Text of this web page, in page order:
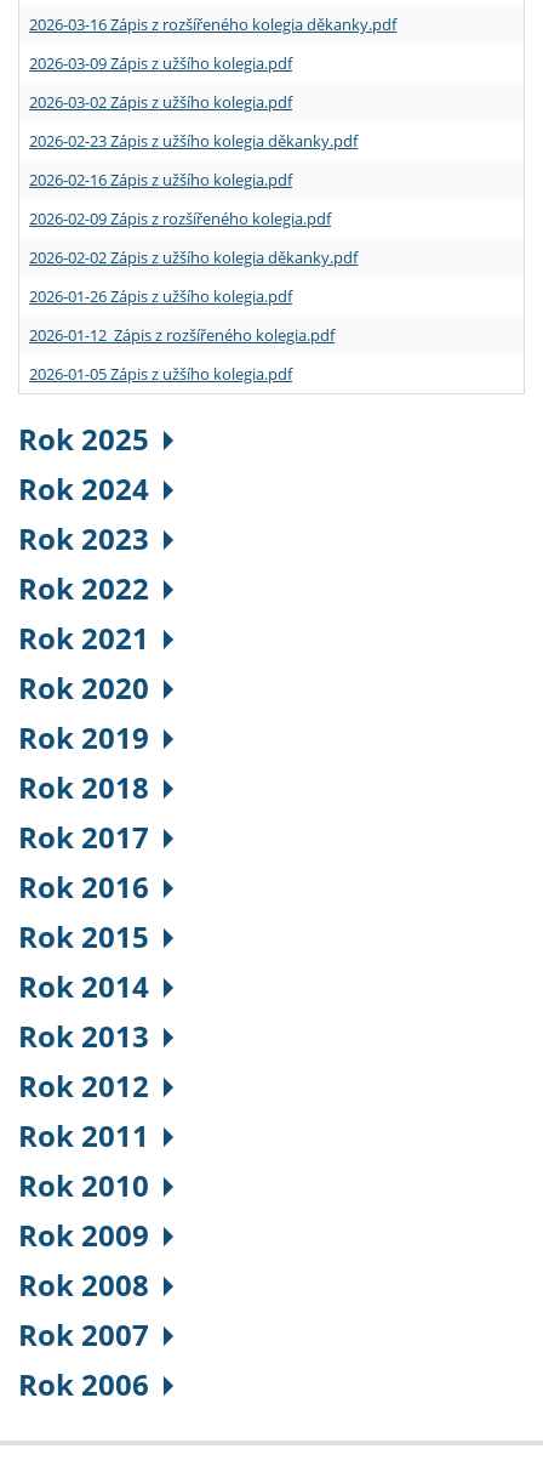
2026-03-16 Zápis z rozšířeného kolegia děkanky.pdf
2026-03-09 Zápis z užšího kolegia.pdf
2026-03-02 Zápis z užšího kolegia.pdf
2026-02-23 Zápis z užšího kolegia děkanky.pdf
2026-02-16 Zápis z užšího kolegia.pdf
2026-02-09 Zápis z rozšířeného kolegia.pdf
2026-02-02 Zápis z užšího kolegia děkanky.pdf
2026-01-26 Zápis z užšího kolegia.pdf
2026-01-12 Zápis z rozšířeného kolegia.pdf
2026-01-05 Zápis z užšího kolegia.pdf
Rok 2025
Rok 2024
Rok 2023
Rok 2022
Rok 2021
Rok 2020
Rok 2019
Rok 2018
Rok 2017
Rok 2016
Rok 2015
Rok 2014
Rok 2013
Rok 2012
Rok 2011
Rok 2010
Rok 2009
Rok 2008
Rok 2007
Rok 2006